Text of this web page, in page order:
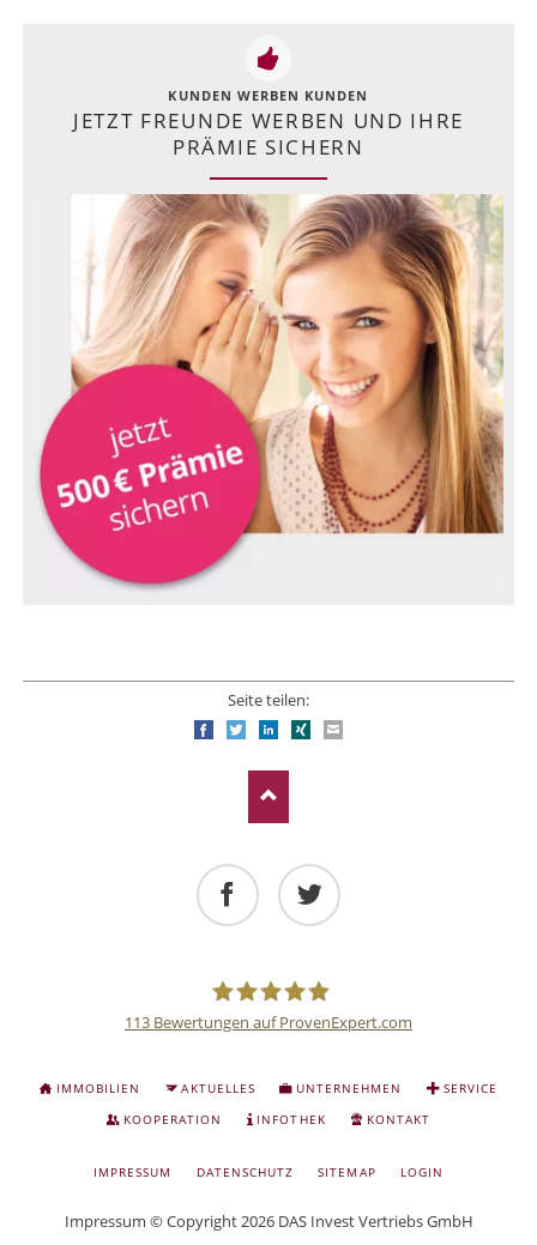
KUNDEN WERBEN KUNDEN
JETZT FREUNDE WERBEN UND IHRE
PRÄMIE SICHERN
Seite teilen:
FacebookTwitterLinkedIn
Xing
Anlage
und
113 Bewertungen auf ProvenExpert.com
NAVIGATION
ÜBERSPRINGEN
IMMOBILIEN AKTUELLES UNTERNEHMEN
SERVICE
KOOPERATION
INFOTHEK KONTAKT
NAVIGATION
IMPRESSUM DATENSCHUTZ SITEMAP LOGIN
Impressum © Copyright 2026 DAS Invest Vertriebs GmbH